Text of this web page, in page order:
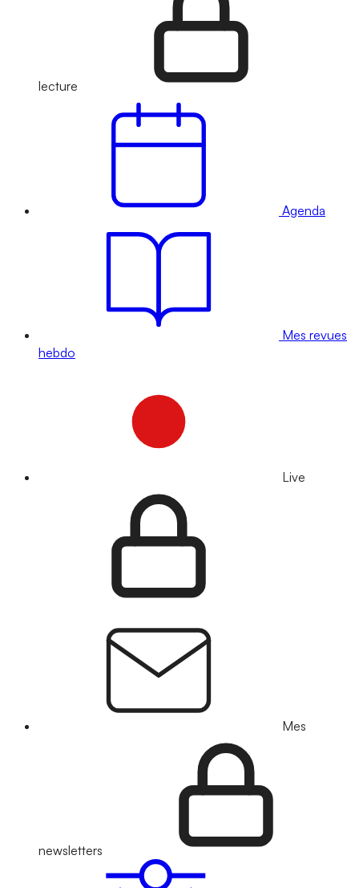
lecture
Agenda
Mes revues
hebdo
Live
Mes
newsletters